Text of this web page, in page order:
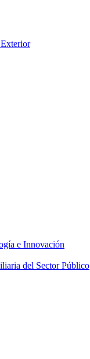
e Innovación
del Sector Público